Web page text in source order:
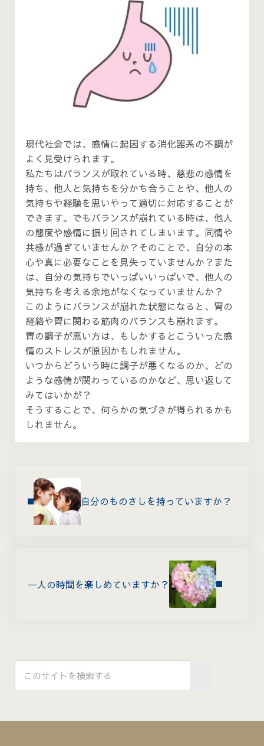
現代社会では、感情に起因する消化器系の不調が
よく見受けられます。
私たちはバランスが取れている時、慈悲の感情を
持ち、他人と気持ちを分かち合うことや、他人の
気持ちや経験を思いやって適切に対応することが
できます。でもバランスが崩れている時は、他人
の態度や感情に振り回されてしまいます。同情や
共感が過ぎていませんか？そのことで、自分の本
心や真に必要なことを見失っていませんか？また
は、自分の気持ちでいっぱいいっぱいで、他人の
気持ちを考える余地がなくなっていませんか？
このようにバランスが崩れた状態になると、胃の
経絡や胃に関わる筋肉のバランスも崩れます。
胃の調子が悪い方は、もしかするとこういった感
情のストレスが原因かもしれません。
いつからどういう時に調子が悪くなるのか、どの
ような感情が関わっているのかなど、思い返して
みてはいかが？
そうすることで、何らかの気づきが得られるかも
しれません。
自分のものさしを持っていますか？
一人の時間を楽しめていますか？
Sidebar